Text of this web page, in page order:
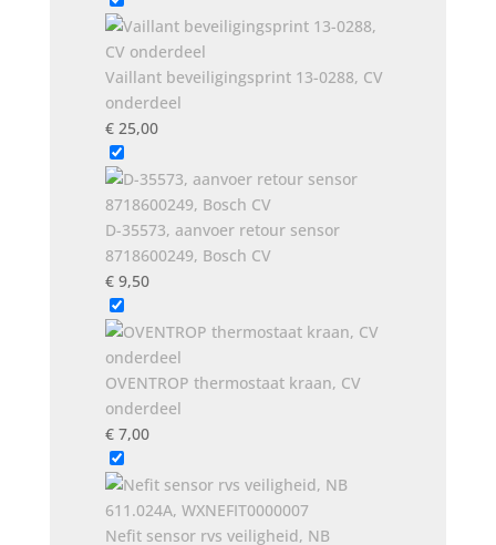
Vaillant beveiligingsprint 13-0288, CV
onderdeel
€25,00
D-35573, aanvoer retour sensor
8718600249, Bosch CV
€9,50
OVENTROP thermostaat kraan, CV
onderdeel
€7,00
Nefit sensor rvs veiligheid, NB